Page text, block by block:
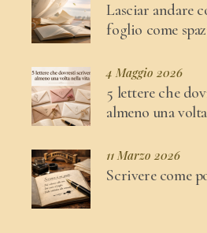
Lasciar andare
foglio come
4 Maggio 2026
5 lettere che
almeno una
11 Marzo 2026
Scrivere come